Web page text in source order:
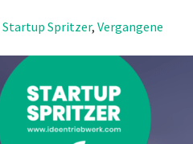
Startup Spritzer, Vergangene